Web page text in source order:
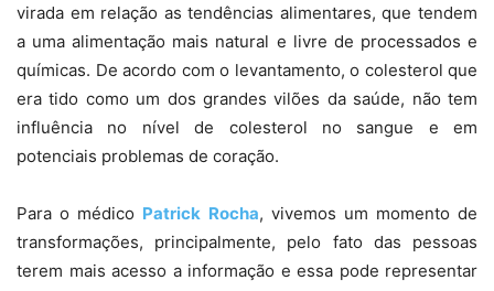
virada em relação as tendências alimentares, que tendem
a uma alimentação mais natural e livre de processados e
químicas. De acordo com o levantamento, o colesterol que
era tido como um dos grandes vilões da saúde, não tem
influência no nível de colesterol no sangue e em
potenciais problemas de coração.
Para o médico Patrick Rocha, vivemos um momento de
transformações, principalmente, pelo fato das pessoas
terem mais acesso a informação e essa pode representar